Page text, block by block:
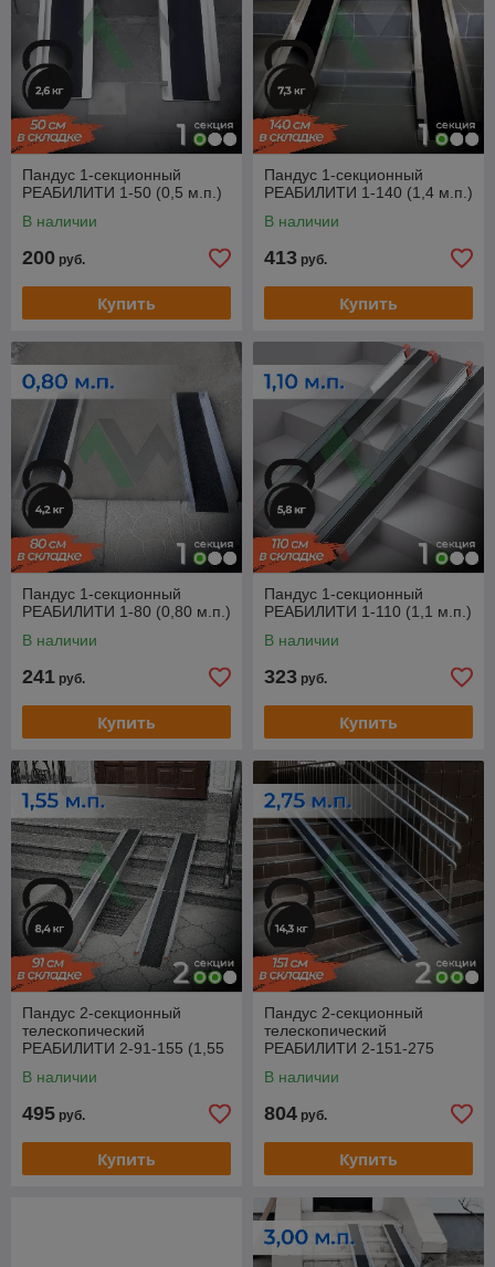
Пандус 1-секционный
РЕАБИЛИТИ 1-50 (0,5 м.п.)
В наличии
200 руб.
Купить
Пандус 1-секционный
РЕАБИЛИТИ 1-140 (1,4 м.п.)
В наличии
413 руб.
Купить
Пандус 1-секционный
РЕАБИЛИТИ 1-80 (0,80 м.п.)
В наличии
241 руб.
Купить
Пандус 1-секционный
РЕАБИЛИТИ 1-110 (1,1 м.п.)
В наличии
323 руб.
Купить
Пандус 2-секционный
телескопический
РЕАБИЛИТИ 2-91-155 (1,55
В наличии
495 руб.
Купить
Пандус 2-секционный
телескопический
РЕАБИЛИТИ 2-151-275
В наличии
804 руб.
Купить